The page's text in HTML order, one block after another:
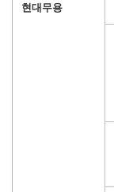
현대무용